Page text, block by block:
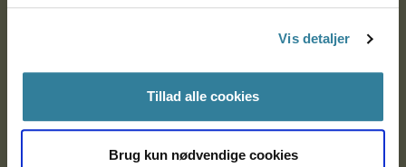
Vis detaljer
Tillad alle cookies
Brug kun nødvendige cookies
Ankestyrelsen Aalborg